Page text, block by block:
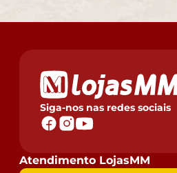
Siga-nos nas redes sociais
Atendimento LojasMM